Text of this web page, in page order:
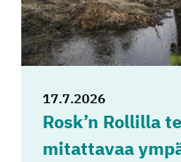
17.7.2026
Rosk’n Rol­lil­la
mi­tat­ta­vaa